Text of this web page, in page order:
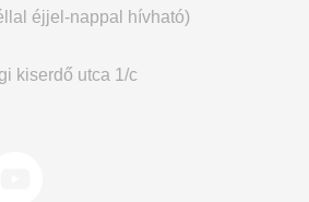
éjjel-nappal hívható)
kiserdő utca 1/c